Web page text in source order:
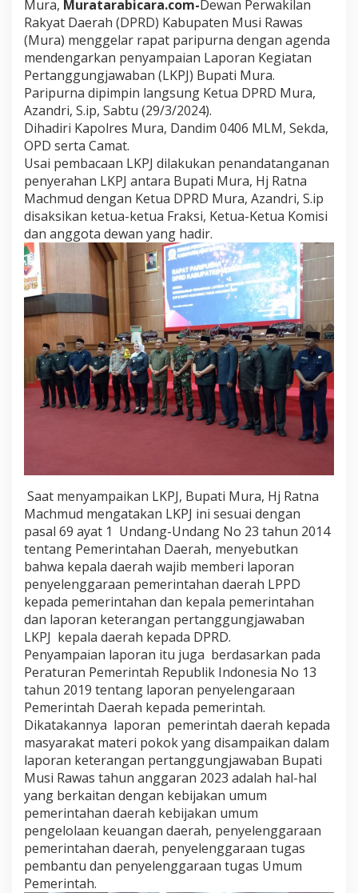
B
u
p
a
t
i
M
u
r
P
D
R
B
u
r
a
M
n
i
n
g
k
a
t
Mura, Muratarabicara.com-Dewan Perwakilan
Rakyat Daerah (DPRD) Kabupaten Musi Rawas
(Mura) menggelar rapat paripurna dengan agenda
mendengarkan penyampaian Laporan Kegiatan
Pertanggungjawaban (LKPJ) Bupati Mura.
Paripurna dipimpin langsung Ketua DPRD Mura,
Azandri, S.ip, Sabtu (29/3/2024).
Dihadiri Kapolres Mura, Dandim 0406 MLM, Sekda,
OPD serta Camat.
Usai pembacaan LKPJ dilakukan penandatanganan
penyerahan LKPJ antara Bupati Mura, Hj Ratna
Machmud dengan Ketua DPRD Mura, Azandri, S.ip
disaksikan ketua-ketua Fraksi, Ketua-Ketua Komisi
dan anggota dewan yang hadir.
Saat menyampaikan LKPJ, Bupati Mura, Hj Ratna
Machmud mengatakan LKPJ ini sesuai dengan
pasal 69 ayat 1 Undang-Undang No 23 tahun 2014
tentang Pemerintahan Daerah, menyebutkan
bahwa kepala daerah wajib memberi laporan
penyelenggaraan pemerintahan daerah LPPD
kepada pemerintahan dan kepala pemerintahan
dan laporan keterangan pertanggungjawaban
LKPJ kepala daerah kepada DPRD.
Penyampaian laporan itu juga berdasarkan pada
Peraturan Pemerintah Republik Indonesia No 13
tahun 2019 tentang laporan penyelengaraan
Pemerintah Daerah kepada pemerintah.
Dikatakannya laporan pemerintah daerah kepada
masyarakat materi pokok yang disampaikan dalam
laporan keterangan pertanggungjawaban Bupati
Musi Rawas tahun anggaran 2023 adalah hal-hal
yang berkaitan dengan kebijakan umum
pemerintahan daerah kebijakan umum
pengelolaan keuangan daerah, penyelenggaraan
pemerintahan daerah, penyelenggaraan tugas
pembantu dan penyelenggaraan tugas Umum
Pemerintah.